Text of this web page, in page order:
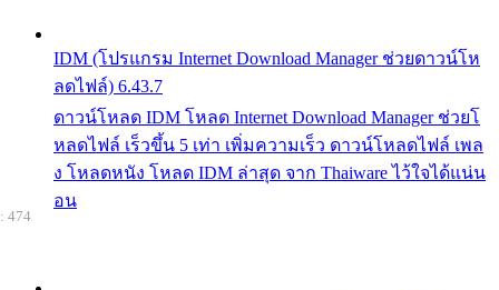
IDM (โปรแกรม Internet Download Manager ช่วยดาวน์โห
ลดไฟล์) 6.43.7
ดาวน์โหลด IDM โหลด Internet Download Manager ช่วยโ
หลดไฟล์ เร็วขึ้น 5 เท่า เพิ่มความเร็ว ดาวน์โหลดไฟล์ เพล
ง โหลดหนัง โหลด IDM ล่าสุด จาก Thaiware ไว้ใจได้แน่น
อน
474